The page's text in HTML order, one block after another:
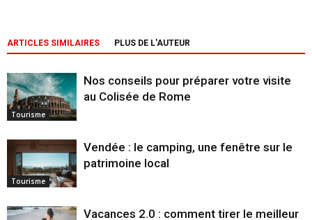
ARTICLES SIMILAIRES PLUS DE L'AUTEUR
Tourisme
Nos conseils pour préparer votre visite
au Colisée de Rome
Tourisme
Vendée : le camping, une fenêtre sur le
patrimoine local
Vacances 2.0 : comment tirer le meilleur